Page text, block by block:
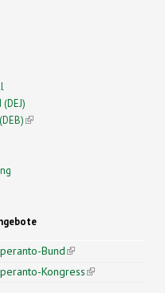
(link is external)
Bund(link is
external)
Kongress(link is